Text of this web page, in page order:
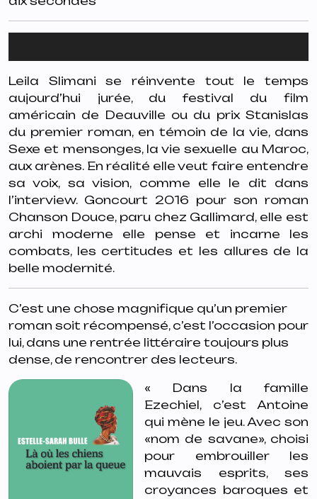
audio
Leila Slimani se réinvente tout le temps
aujourd’hui jurée, du festival du film
américain de Deauville ou du prix Stanislas
du premier roman, en témoin de la vie, dans
Sexe et mensonges, la vie sexuelle au Maroc,
aux arènes. En réalité elle veut faire entendre
sa voix, sa vision, comme elle le dit dans
l’interview. Goncourt 2016 pour son roman
Chanson Douce, paru chez Gallimard, elle est
archi moderne elle pense et incarne les
combats, les certitudes et les allures de la
belle modernité.
C’est une chose magnifique qu’un premier
roman soit récompensé, c’est l’occasion pour
lui, dans une rentrée littéraire toujours plus
dense, de rencontrer des lecteurs.
« Dans la famille
Ezechiel, c’est Antoine
qui mène le jeu. Avec son
«nom de savane», choisi
pour embrouiller les
mauvais esprits, ses
croyances baroques et